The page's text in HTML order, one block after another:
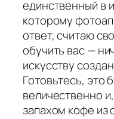
единственный в
которому
ответ, считаю
обучить вас —
искусству
Готовьтесь, это
величественно
запахом кофе из